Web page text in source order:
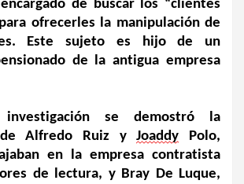
de buscar los “clientes
ofrecerles la manipulación de
Este sujeto es hijo de un
de la antigua empresa
se demostró la
de Alfredo Ruiz y Joaddy Polo,
en la empresa contratista
de lectura, y Bray De Luque,